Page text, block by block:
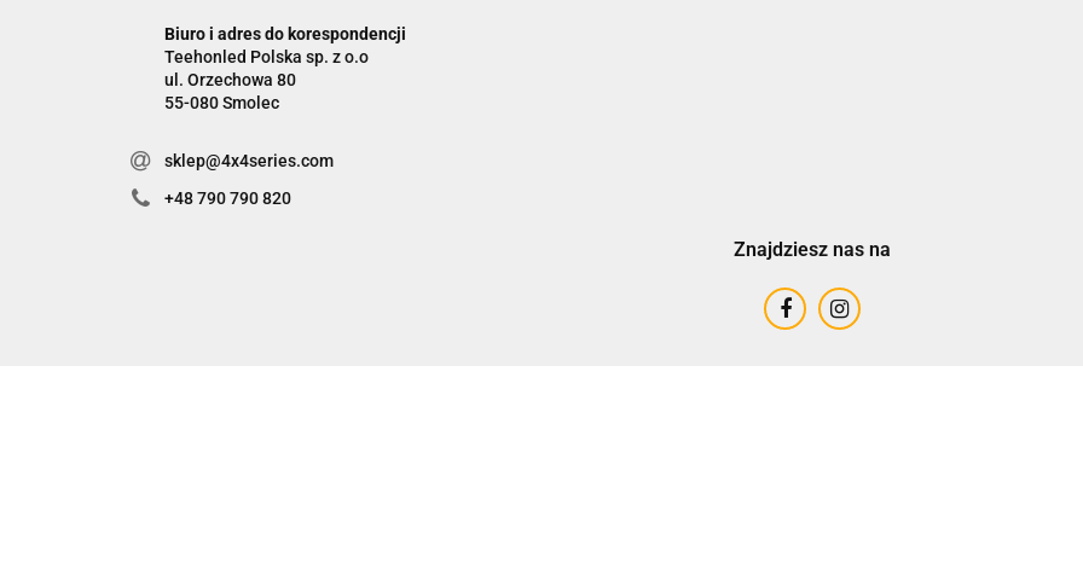
Biuro i adres do korespondencji
Teehonled Polska sp. z o.o
ul. Orzechowa 80
55-080 Smolec
sklep@4x4series.com
+48 790 790 820
Znajdziesz nas na